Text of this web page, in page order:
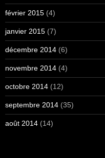
février 2015 (4)
janvier 2015 (7)
décembre 2014 (6)
novembre 2014 (4)
octobre 2014 (12)
septembre 2014 (35)
août 2014 (14)